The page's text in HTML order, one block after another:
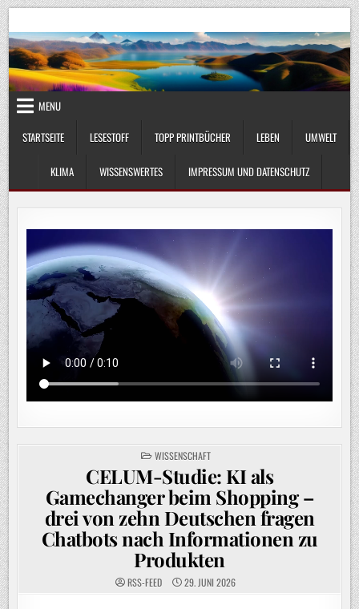
Skip
to
content
UmweltKlima.com
MENU
STARTSEITE
LESESTOFF TOPP PRINTBÜCHER LEBEN UMWELT
KLIMA WISSENSWERTES IMPRESSUM UND DATENSCHUTZ
POSTED
IN
WISSENSCHAFT
CELUM-Studie: KI als
Gamechanger beim Shopping –
drei von zehn Deutschen fragen
Chatbots nach Informationen zu
Produkten
RSS-FEED 29. JUNI 2026